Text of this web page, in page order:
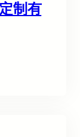
制有